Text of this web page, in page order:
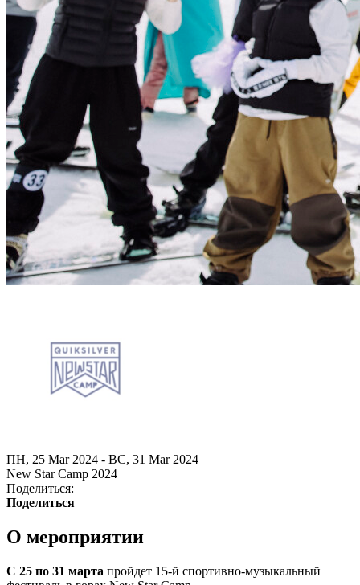
ПН, 25 Mar 2024 - ВС, 31 Mar 2024
New Star Camp 2024
Поделиться:
Поделиться
О мероприятии
С 25 по 31 марта пройдет 15-й спортивно­-музыкальный